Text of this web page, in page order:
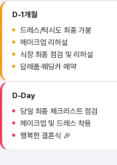
D-1개월
드레스/턱시도 최종 가봉
메이크업 리허설
식장 최종 점검 및 리허설
답례품·웨딩카 예약
D-Day
당일 최종 체크리스트 점검
메이크업 및 드레스 착용
행복한 결혼식 🎉